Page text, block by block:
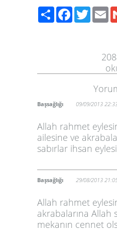
PaylaşFacebook
Başsağlığı 09/09/2013
Allah rahmet
ailesine ve
sabırlar ihsan
Başsağlığı 29/08/2013
Allah rahmet
akrabalarına Allah
mekanın cennet